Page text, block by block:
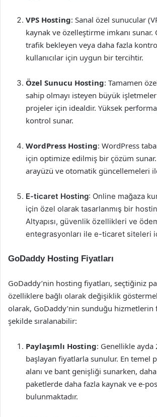
VPS Hosting: Sanal özel sunucular
kaynak ve özelleştirme imkanı
trafik bekleyen veya daha fazla
kullanıcılar için uygun bir tercihtir.
Özel Sunucu Hosting: Tamamen
sahip olmayı isteyen büyük
projeler için idealdir. Yüksek
kontrol sunar.
WordPress Hosting: WordPress
için optimize edilmiş bir çözüm sunar.
arayüzü ve otomatik güncellemeleri
E-ticaret Hosting: Online mağaza
için özel olarak tasarlanmış bir
Altyapısı, güvenlik özellikleri ve
entegrasyonları ile e-ticaret siteleri
GoDaddy Hosting Fiyatları
GoDaddy’nin hosting fiyatları, seçtiğiniz
özelliklere bağlı olarak değişiklik
olarak, GoDaddy’nin sunduğu hizmetlerin
şekilde sıralanabilir:
Paylaşımlı Hosting: Genellikle ayda
başlayan fiyatlarla sunulur. En temel
alanı ve bant genişliği sunarken,
paketlerde daha fazla kaynak ve e-
bulunmaktadır.